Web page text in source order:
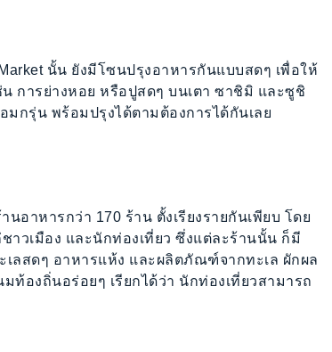
นั้น ยังมีโซนปรุงอาหารกันแบบสดๆ เพื่อให้
การย่างหอย หรือปูสดๆ บนเตา ซาชิมิ และซูชิ
กรุ่น พร้อมปรุงได้ตามต้องการได้กันเลย
อาหารกว่า 170 ร้าน ตั้งเรียงรายกันเพียบ โดย
าวเมือง และนักท่องเที่ยว ซึ่งแต่ละร้านนั้น ก็มี
ลสดๆ อาหารแห้ง และผลิตภัณฑ์จากทะเล ผักผล
องถิ่นอร่อยๆ เรียกได้ว่า นักท่องเที่ยวสามารถ